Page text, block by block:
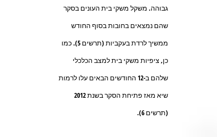
גבוהה. משקל משקי בית העונים בסקר
שהם נמצאים בחובות בסוף החודש
ממשיך לרדת בעקביות (תרשים 5). כמו
כן, ציפיות משקי בית למצב הכלכלי
שלהם ב-12 החודשים הבאים עלו לרמות
שיא מאז פתיחת הסקר בשנת 2012
(תרשים 6).